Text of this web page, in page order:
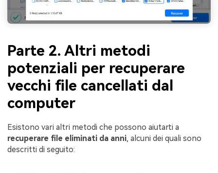
Parte 2. Altri metodi
potenziali per recuperare
vecchi file cancellati dal
computer
Esistono vari altri metodi che possono aiutarti a
recuperare file eliminati da anni, alcuni dei quali sono
descritti di seguito: